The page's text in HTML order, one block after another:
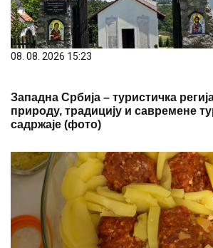
08. 08. 2026 15:23
Западна Србија – туристичка регија
природу, традицију и савремене
садржаје (фото)